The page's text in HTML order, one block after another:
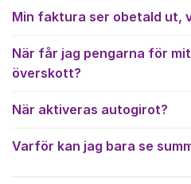
Min faktura ser obetald ut,
När får jag pengarna för
överskott?
När aktiveras autogirot?
Varför kan jag bara se